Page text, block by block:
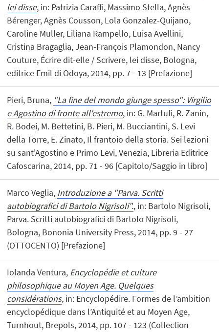
lei disse, in: Patrizia Caraffi, Massimo Stella, Agnès
Bérenger, Agnès Cousson, Lola Gonzalez-Quijano,
Caroline Muller, Liliana Rampello, Luisa Avellini,
Cristina Bragaglia, Jean-François Plamondon, Nancy
Couture, Écrire dit-elle / Scrivere, lei disse, Bologna,
editrice Emil di Odoya, 2014, pp. 7 - 13 [Prefazione]
Pieri, Bruna, "La fine del mondo giunge spesso": Virgilio
e Agostino di fronte all'estremo, in: G. Martufi, R. Zanin,
R. Bodei, M. Bettetini, B. Pieri, M. Bucciantini, S. Levi
della Torre, E. Zinato, Il frantoio della storia. Sei lezioni
su sant'Agostino e Primo Levi, Venezia, Libreria Editrice
Cafoscarina, 2014, pp. 71 - 96 [Capitolo/Saggio in libro]
Marco Veglia, Introduzione a "Parva. Scritti
autobiografici di Bartolo Nigrisoli"., in: Bartolo Nigrisoli,
Parva. Scritti autobiografici di Bartolo Nigrisoli,
Bologna, Bononia University Press, 2014, pp. 9 - 27
(OTTOCENTO) [Prefazione]
Iolanda Ventura, Encyclopédie et culture
philosophique au Moyen Age. Quelques
considérations, in: Encyclopédire. Formes de l’ambition
encyclopédique dans l’Antiquité et au Moyen Age,
Turnhout, Brepols, 2014, pp. 107 - 123 (Collection